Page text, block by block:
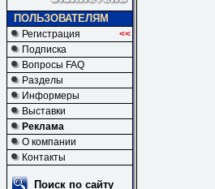
ПОЛЬЗОВАТЕЛЯМ
Регистрация
<<
Подписка
Вопросы FAQ
Разделы
Информеры
Выставки
Реклама
О компании
Контакты
Поиск по сайту